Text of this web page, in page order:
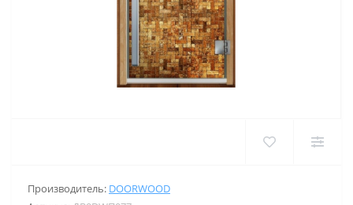
Производитель: DOORWOOD